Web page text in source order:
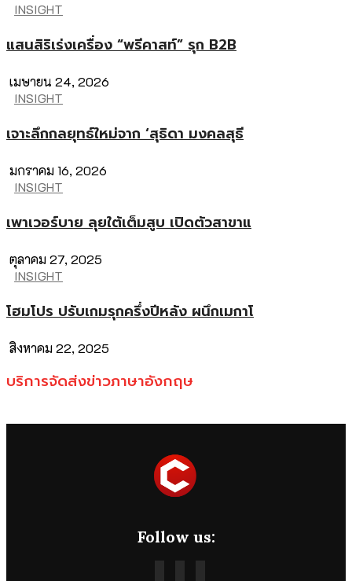
INSIGHT
แสนสิริเร่งเครื่อง “พรีคาสท์” รุก B2B
เมษายน 24, 2026
INSIGHT
เจาะลึกกลยุทธ์ใหม่จาก ‘สุธิดา มงคลสุธี
มกราคม 16, 2026
INSIGHT
เพาเวอร์บาย ลุยใต้เต็มสูบ เปิดตัวสาขาแ
ตุลาคม 27, 2025
INSIGHT
โฮมโปร ปรับเกมรุกครึ่งปีหลัง ผนึกเมกาโ
สิงหาคม 22, 2025
บริการจัดส่งข่าวภาษาอังกฤษ
Follow us: